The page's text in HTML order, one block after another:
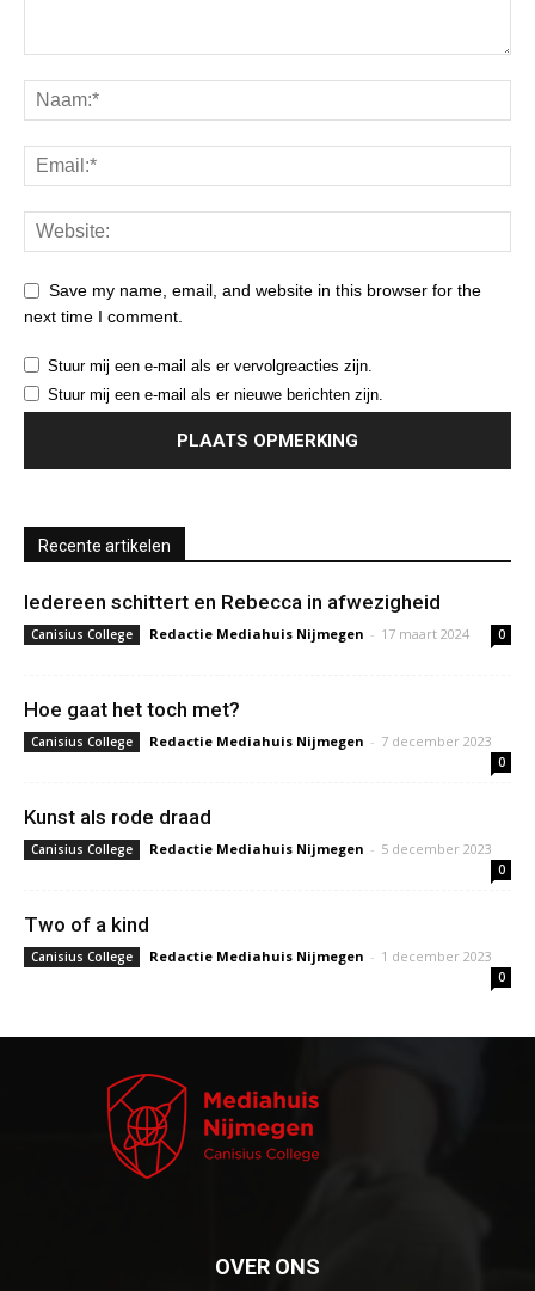
Save my name, email, and website in this browser for the
next time I comment.
Stuur mij een e-mail als er vervolgreacties zijn.
Stuur mij een e-mail als er nieuwe berichten zijn.
Recente artikelen
Iedereen schittert en Rebecca in afwezigheid
Canisius College Redactie Mediahuis Nijmegen - 17 maart 2024 0
Hoe gaat het toch met?
Canisius College Redactie Mediahuis Nijmegen - 7 december 2023
0
Kunst als rode draad
Canisius College Redactie Mediahuis Nijmegen - 5 december 2023
0
Two of a kind
Canisius College Redactie Mediahuis Nijmegen - 1 december 2023
0
OVER ONS